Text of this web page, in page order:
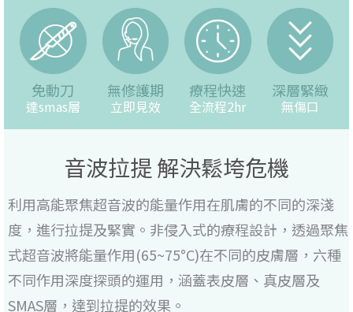
免動刀
達smas層
無修護期
立即見效
療程快速
全流程2hr
深層緊緻
無傷口
音波拉提 解決鬆垮危機
利用高能聚焦超音波的能量作用在肌膚的不同的深淺
度，進行拉提及緊實。非侵入式的療程設計，透過聚焦
式超音波將能量作用(65~75°C)在不同的皮膚層，六種
不同作用深度探頭的運用，涵蓋表皮層、真皮層及
SMAS層，達到拉提的效果。